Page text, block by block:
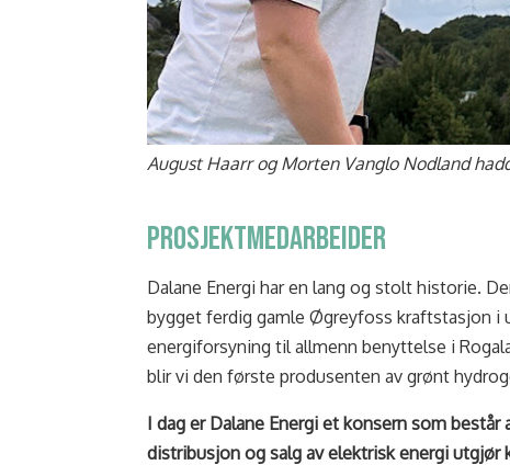
August Haarr og Morten Vanglo Nodland
Prosjektmedarbeider
Dalane Energi har en lang og stolt historie.
bygget ferdig gamle Øgreyfoss kraftstasjon i
energiforsyning til allmenn benyttelse i
blir vi den første produsenten av grønt
I dag er Dalane Energi et konsern som
distribusjon og salg av elektrisk energi